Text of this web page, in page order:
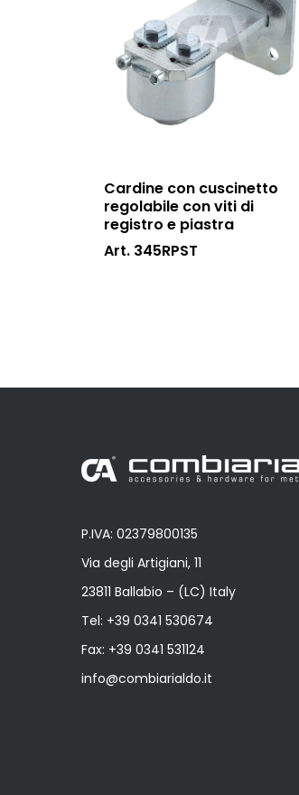
Cardine con cuscinetto
regolabile con viti di
registro e piastra
Art. 345RPST
P.IVA: 02379800135
Via degli Artigiani, 11
23811 Ballabio – (LC) Italy
Tel: +39 0341 530674
Fax: +39 0341 531124
info@combiarialdo.it